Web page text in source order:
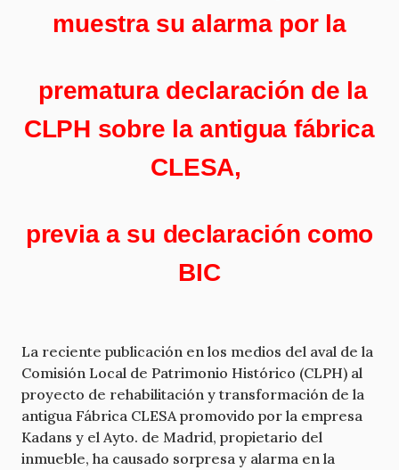
muestra su alarma por la
prematura declaración de la
CLPH sobre la antigua fábrica
CLESA,
previa a su declaración como
BIC
La reciente publicación en los medios del aval de la
Comisión Local de Patrimonio Histórico (CLPH) al
proyecto de rehabilitación y transformación de la
antigua Fábrica CLESA promovido por la empresa
Kadans y el Ayto. de Madrid, propietario del
inmueble, ha causado sorpresa y alarma en la